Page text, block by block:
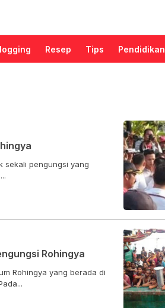
Resep Tips Pendidikan
sekali pengungsi yang
Rohingya
Rohingya yang berada di